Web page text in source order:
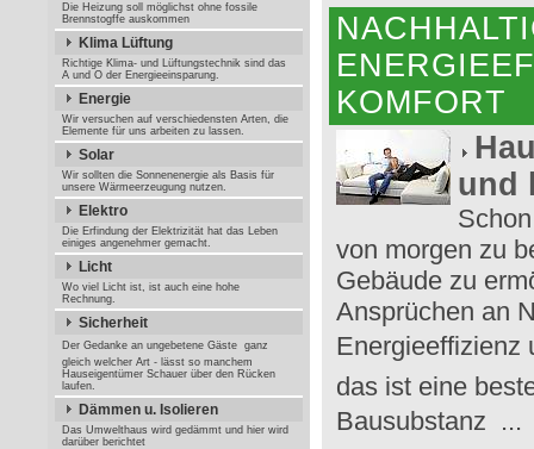
Die Heizung soll möglichst ohne fossile
Brennstogffe auskommen
Klima Lüftung
Richtige Klima- und Lüftungstechnik sind das
A und O der Energieeinsparung.
Energie
Wir versuchen auf verschiedensten Arten, die
Elemente für uns arbeiten zu lassen.
Solar
Wir sollten die Sonnenenergie als Basis für
unsere Wärmeerzeugung nutzen.
Elektro
Die Erfindung der Elektrizität hat das Leben
einiges angenehmer gemacht.
Licht
Wo viel Licht ist, ist auch eine hohe
Rechnung.
Sicherheit
Der Gedanke an ungebetene Gäste  ganz
gleich welcher Art - lässt so manchem
Hauseigentümer Schauer über den Rücken
laufen.
Dämmen u. Isolieren
Das Umwelthaus wird gedämmt und hier wird
darüber berichtet
KOMFORT
und
von morgen zu
Gebäude zu
Ansprüchen an
Energieeffizienz
das ist eine
Bausubstanz  ...